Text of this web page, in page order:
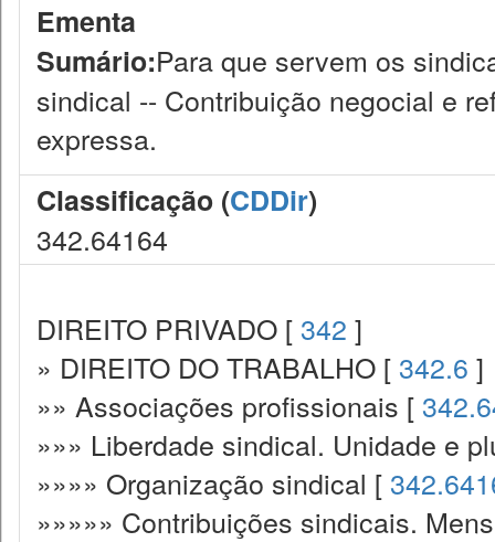
Ementa
Sumário:Para que servem os
sindical -- Contribuição negocial e
expressa.
Classificação (CDDir)
342.64164
DIREITO PRIVADO [ 342 ]
» DIREITO DO TRABALHO [ 342.6 ]
»» Associações profissionais [
»»» Liberdade sindical. Unidade e
»»»» Organização sindical [
»»»»» Contribuições sindicais.